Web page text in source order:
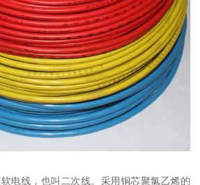
电线，也叫二次线。采用铜芯聚氯乙烯的